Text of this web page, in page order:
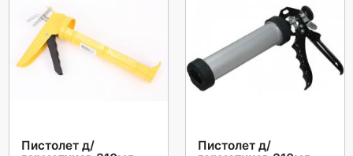
Пистолет д/
Пистолет д/